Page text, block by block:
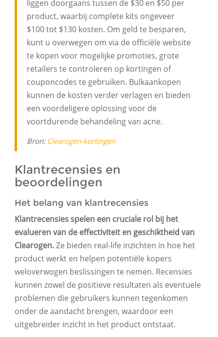
liggen doorgaans tussen de $30 en $50 per
product, waarbij complete kits ongeveer
$100 tot $130 kosten. Om geld te besparen,
kunt u overwegen om via de officiële website
te kopen voor mogelijke promoties, grote
retailers te controleren op kortingen of
couponcodes te gebruiken. Bulkaankopen
kunnen de kosten verder verlagen en bieden
een voordeligere oplossing voor de
voortdurende behandeling van acne.
Bron: Clearogen-kortingen
Klantrecensies en
beoordelingen
Het belang van klantrecensies
Klantrecensies spelen een cruciale rol bij het
evalueren van de effectiviteit en geschiktheid van
Clearogen.Ze bieden real-life inzichten in hoe het
product werkt en helpen potentiële kopers
weloverwogen beslissingen te nemen. Recensies
kunnen zowel de positieve resultaten als eventuele
problemen die gebruikers kunnen tegenkomen
onder de aandacht brengen, waardoor een
uitgebreider inzicht in het product ontstaat.